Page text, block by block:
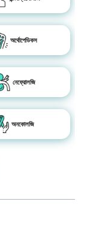
অর্থোপেডিকস
নেফ্রোলজি
অনকোলজি